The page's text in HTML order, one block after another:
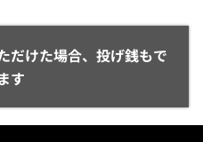
だけた場合、投げ銭もで
す